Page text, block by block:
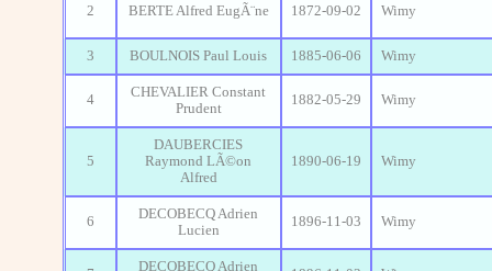
2 BERTE Alfred EugÃ¨ne 1872-09-02 Wimy
3 BOULNOIS Paul Louis 1885-06-06 Wimy
4
CHEVALIER Constant
Prudent
1882-05-29 Wimy
5
DAUBERCIES
Raymond LÃ©on
Alfred
1890-06-19 Wimy
6
DECOBECQ Adrien
Lucien
1896-11-03 Wimy
DECOBECQ Adrien